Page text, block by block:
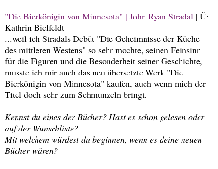
"Die Bierkönigin von Minnesota" | John Ryan Stradal | Ü:
Kathrin Bielfeldt
...weil ich Stradals Debüt "Die Geheimnisse der Küche
des mittleren Westens" so sehr mochte, seinen Feinsinn
für die Figuren und die Besonderheit seiner Geschichte,
musste ich mir auch das neu übersetzte Werk "Die
Bierkönigin von Minnesota" kaufen, auch wenn mich der
Titel doch sehr zum Schmunzeln bringt.
Kennst du eines der Bücher? Hast es schon gelesen oder
auf der Wunschliste?
Mit welchem würdest du beginnen, wenn es deine neuen
Bücher wären?